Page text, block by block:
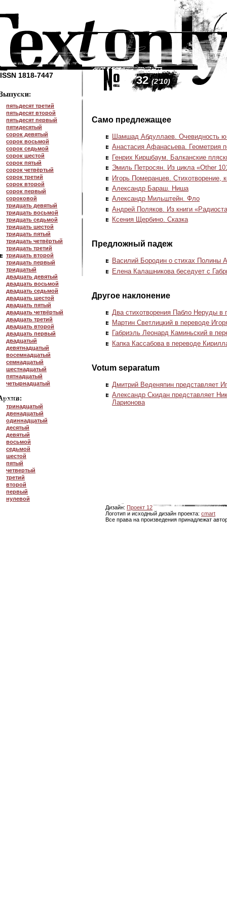
ISSN 1818-7447
пятьдесят третий
пятьдесят второй
пятьдесят первый
пятидесятый
сорок девятый
сорок восьмой
сорок седьмой
сорок шестой
сорок пятый
сорок четвёртый
сорок третий
сорок второй
сорок первый
сороковой
тридцать девятый
тридцать восьмой
тридцать седьмой
тридцать шестой
тридцать пятый
тридцать четвёртый
тридцать третий
тридцать второй
тридцать первый
тридцатый
двадцать девятый
двадцать восьмой
двадцать седьмой
двадцать шестой
двадцать пятый
двадцать четвёртый
двадцать третий
двадцать второй
двадцать первый
двадцатый
девятнадцатый
восемнадцатый
семнадцатый
шестнадцатый
пятнадцатый
четырнадцатый
тринадцатый
двенадцатый
одиннадцатый
десятый
девятый
восьмой
седьмой
шестой
пятый
четвертый
третий
второй
первый
нулевой
32(2'10)
Само предлежащее
Шамшад Абдуллаев. Очевидность
Анастасия Афанасьева. Геометрия
Генрих Киршбаум. Балканские
Эмиль Петросян. Из цикла «Other
Игорь Померанцев. Стихотворение,
Александр Бараш. Ниша
Александр Мильштейн. Фло
Андрей Поляков. Из книги
Ксения Щербино. Сказка
Предложный падеж
Василий Бородин о стихах Полины
Елена Калашникова беседует с
Другое наклонение
Два стихотворения Пабло Неруды в
Мартин Светлицкий в переводе
Габриэль Леонард Каминьский в
Капка Кассабова в переводе
Votum separatum
Дмитрий Веденяпин представляет
Александр Скидан представляет
Ларионова
Дизайн: Проект 12
Логотип и исходный дизайн проекта: cmart
Все права на произведения принадлежат